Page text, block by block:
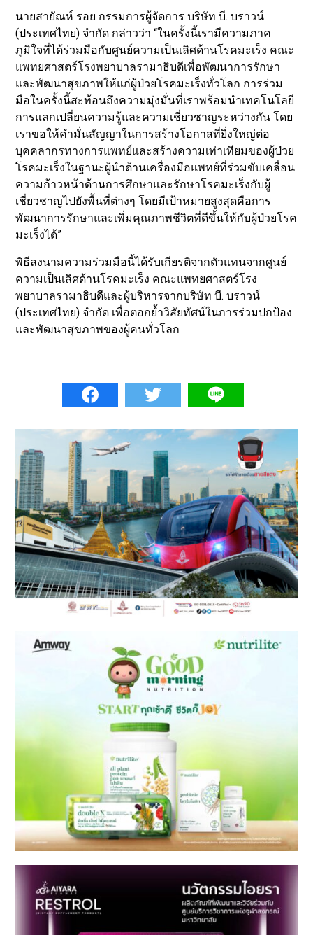
นายสายัณห์ รอย กรรมการผู้จัดการ บริษัท บี. บราวน์
(ประเทศไทย) จำกัด กล่าวว่า “ในครั้งนี้เรามีความภาค
ภูมิใจที่ได้ร่วมมือกับศูนย์ความเป็นเลิศด้านโรคมะเร็ง คณะ
แพทยศาสตร์โรงพยาบาลรามาธิบดีเพื่อพัฒนาการรักษา
และพัฒนาสุขภาพให้แก่ผู้ป่วยโรคมะเร็งทั่วโลก การร่วม
มือในครั้งนี้สะท้อนถึงความมุ่งมั่นที่เราพร้อมนำเทคโนโลยี
การแลกเปลี่ยนความรู้และความเชี่ยวชาญระหว่างกัน โดย
เราขอให้คำมั่นสัญญาในการสร้างโอกาสที่ยิ่งใหญ่ต่อ
บุคคลากรทางการแพทย์และสร้างความเท่าเทียมของผู้ป่วย
โรคมะเร็งในฐานะผู้นำด้านเครื่องมือแพทย์ที่ร่วมขับเคลื่อน
ความก้าวหน้าด้านการศึกษาและรักษาโรคมะเร็งกับผู้
เชี่ยวชาญไปยังพื้นที่ต่างๆ โดยมีเป้าหมายสูงสุดคือการ
พัฒนาการรักษาและเพิ่มคุณภาพชีวิตที่ดีขึ้นให้กับผู้ป่วยโรค
มะเร็งได้”
พิธีลงนามความร่วมมือนี้ได้รับเกียรติจากตัวแทนจากศูนย์
ความเป็นเลิศด้านโรคมะเร็ง คณะแพทยศาสตร์โรง
พยาบาลรามาธิบดีและผู้บริหารจากบริษัท บี. บราวน์
(ประเทศไทย) จำกัด เพื่อตอกย้ำวิสัยทัศน์ในการร่วมปกป้อง
และพัฒนาสุขภาพของผู้คนทั่วโลก